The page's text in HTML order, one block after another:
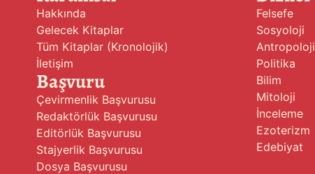
Hakkında
Gelecek Kitaplar
Tüm Kitaplar (Kronolojik)
İletişim
Başvuru
Çevirmenlik Başvurusu
Redaktörlük Başvurusu
Editörlük Başvurusu
Stajyerlik Başvurusu
Dosya Başvurusu
Felsefe
Sosyoloji
Antropoloji
Politika
Bilim
Mitoloji
İnceleme
Ezoterizm
Edebiyat